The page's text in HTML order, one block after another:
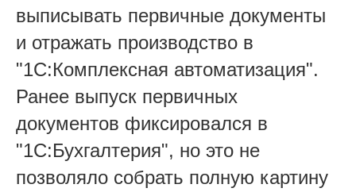
выписывать первичные документы
и отражать производство в
"1С:Комплексная автоматизация".
Ранее выпуск первичных
документов фиксировался в
"1С:Бухгалтерия", но это не
позволяло собрать полную картину